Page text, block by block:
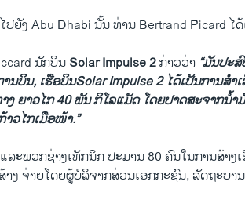
ຍັງ Abu Dhabi ນັ້ນ ທ່ານ Bertrand Picard ​ໄ
ນັກ​ບິນSolar Impulse 2ກ່າວ​ວ່າ “ມັນປະ
ນບິນ, ​ເຮື​ອບິນSolar Impulse 2 ​ໄດ້​ເປັນ​ການ​ສ
ງ ຍາວ​ໄກ 40 ພັນ ກິ​ໂລ​ແມັດ ​ໂດຍ​ປາດ​ສະ​ຈາກ​ນ້
ວ​ໄກ​ເມືອ​ໜ້​າ.”
ະ​ພວກ​ຊ່າງ​ເທັກ​ນິກ ປະມານ 80 ຄົນ​ໃນ​ການ​ສ້າງ​
າງ ຈ່າຍ​ໂດຍຜູ້​ບໍລິຈາກ​ສ່ວນເອກ​ກະ​ຊົນ, ລັດຖະບາ